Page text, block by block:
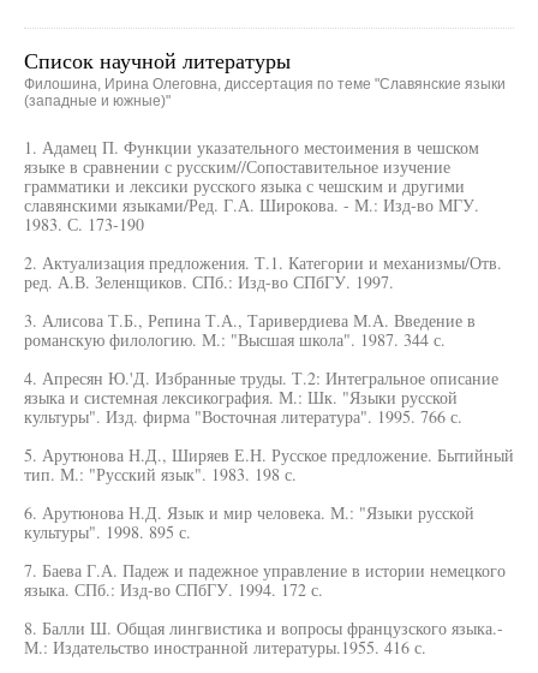
Список научной литературы
Филошина, Ирина Олеговна, диссертация по теме "Славянские языки
(западные и южные)"
1. Адамец П. Функции указательного местоимения в чешском
языке в сравнении с русским//Сопоставительное изучение
грамматики и лексики русского языка с чешским и другими
славянскими языками/Ред. Г.А. Широкова. - М.: Изд-во МГУ.
1983. С. 173-190
2. Актуализация предложения. Т.1. Категории и механизмы/Отв.
ред. А.В. Зеленщиков. СПб.: Изд-во СПбГУ. 1997.
3. Алисова Т.Б., Репина Т.А., Таривердиева М.А. Введение в
романскую филологию. М.: "Высшая школа". 1987. 344 с.
4. Апресян Ю.'Д. Избранные труды. Т.2: Интегральное описание
языка и системная лексикография. М.: Шк. "Языки русской
культуры". Изд. фирма "Восточная литература". 1995. 766 с.
5. Арутюнова Н.Д., Ширяев Е.Н. Русское предложение. Бытийный
тип. М.: "Русский язык". 1983. 198 с.
6. Арутюнова Н.Д. Язык и мир человека. М.: "Языки русской
культуры". 1998. 895 с.
7. Баева Г.А. Падеж и падежное управление в истории немецкого
языка. СПб.: Изд-во СПбГУ. 1994. 172 с.
8. Балли Ш. Общая лингвистика и вопросы французского языка.-
М.: Издательство иностранной литературы.1955. 416 с.